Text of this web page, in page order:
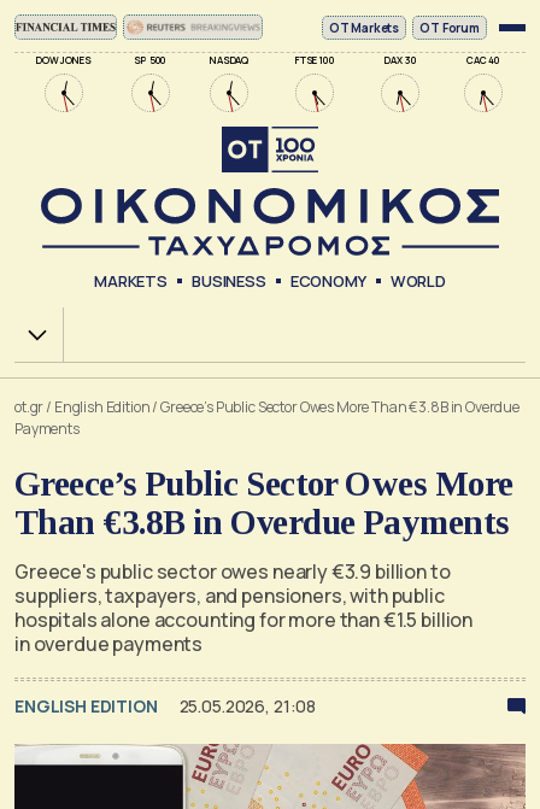
DOW JONES SP 500 NASDAQ FTSE 100 DAX 30 CAC 40
ΟΤ Markets OT Forum
MARKETS BUSINESS ECONOMY WORLD
Χ.Α.
ot.gr/ English Edition/Greece’s Public Sector Owes More Than €3.8B in Overdue
Payments
Greece’s Public Sector Owes More
Than €3.8B in Overdue Payments
Greece's public sector owes nearly €3.9 billion to
suppliers, taxpayers, and pensioners, with public
hospitals alone accounting for more than €1.5 billion
in overdue payments
ENGLISH EDITION 25.05.2026, 21:08